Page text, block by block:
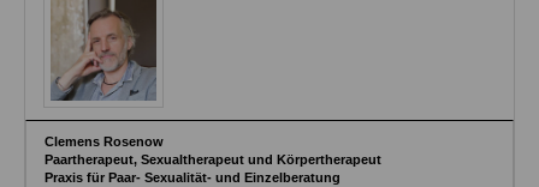
Clemens Rosenow
Paartherapeut, Sexualtherapeut und Körpertherapeut
Praxis für Paar- Sexualität- und Einzelberatung